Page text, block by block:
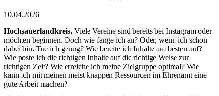
10.04.2026
Hochsauerlandkreis. Viele Vereine sind bereits bei Instagram oder
möchten beginnen. Doch wie fange ich an? Oder, wenn ich schon
dabei bin: Tue ich genug? Wie bereite ich Inhalte am besten auf?
Wie poste ich die richtigen Inhalte auf die richtige Weise zur
richtigen Zeit? Wie erreiche ich meine Zielgruppe optimal? Wie
kann ich mit meinen meist knappen Ressourcen im Ehrenamt eine
gute Arbeit machen?